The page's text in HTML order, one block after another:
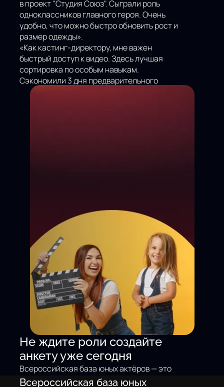
в проект "Студия Союз". Сыграли роль
одноклассников главного героя. Очень
удобно, что можно быстро обновить рост и
размер одежды».
«Как кастинг-директору, мне важен
быстрый доступ к видео. Здесь лучшая
сортировка по особым навыкам.
Сэкономили 3 дня предварительного
поиска».
Не ждите роли создайте
анкету уже сегодня
Всероссийская база юных актёров — это
не просто доска объявлений. Это
Всероссийская база юных